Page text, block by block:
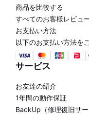
商品を比較する
すべてのお客様レビュ
お支払い方法
以下のお支払い方法を
サービス
お友達の紹介
1年間の動作保証
BackUp（修理復旧サー